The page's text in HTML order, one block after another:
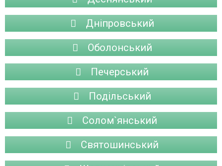
Дніпровський
Оболонський
Печерський
Подільський
Солом`янський
Святошинський